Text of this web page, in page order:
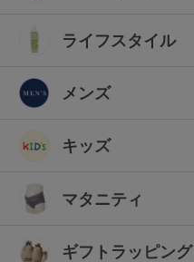
ライフスタイル
メンズ
キッズ
マタニティ
ギフトラッピング